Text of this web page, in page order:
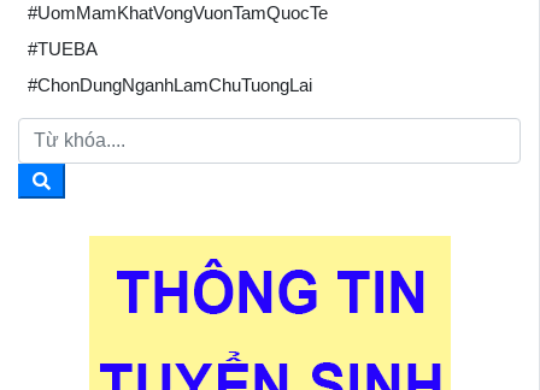
#UomMamKhatVongVuonTamQuocTe
#TUEBA
#ChonDungNganhLamChuTuongLai